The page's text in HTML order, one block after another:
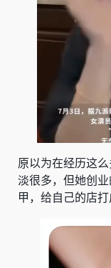
原以为在经历这
淡很多，但她创
甲，给自己的店打